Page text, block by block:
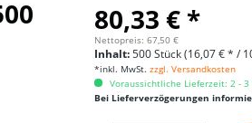
80,33 € *
Nettopreis: 67,50 €
Inhalt:500 Stück (16,07 € * /
*inkl. MwSt. zzgl. Versandkosten
Voraussichtliche Lieferzeit: 2 - 3
Bei Lieferverzögerungen